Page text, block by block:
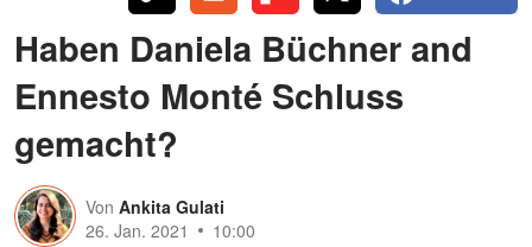
Haben Daniela Büchner and
Ennesto Monté Schluss
gemacht?
Von Ankita Gulati
26. Jan. 2021
10:00